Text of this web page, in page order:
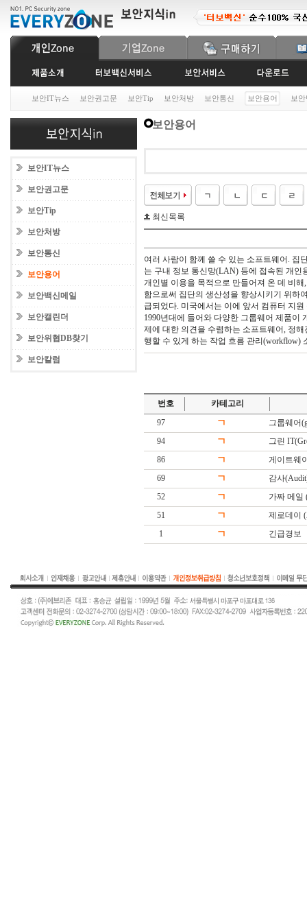
보안IT뉴스 보안권고문 보안Tip 보안처방 보안통신 보안용어 보
보안IT뉴스
보안권고문
보안Tip
보안처방
보안통신
보안용어
보안백신메일
보안캘린더
보안위협DB찾기
보안칼럼
보안용어
최신목록
여러 사람이 함께 쓸 수 있는 소프트웨어. 집
는 구내 정보 통신망(LAN) 등에 접속된 개인
개인별 이용을 목적으로 만들어져 온 데 비
함으로써 집단의 생산성을 향상시키기 위하
급되었다. 미국에서는 이에 앞서 컴퓨터 지
1990년대에 들어와 다양한 그룹웨어 제품이
제에 대한 의견을 수렴하는 소프트웨어, 정
행할 수 있게 하는 작업 흐름 관리(workflow)
번호
카테고리
97
ㄱ
그룹웨어
94
ㄱ
그린
86
ㄱ
게이트웨
69
ㄱ
감사
52
ㄱ
가짜 메일
51
ㄱ
제로데이
1
ㄱ 긴급경보